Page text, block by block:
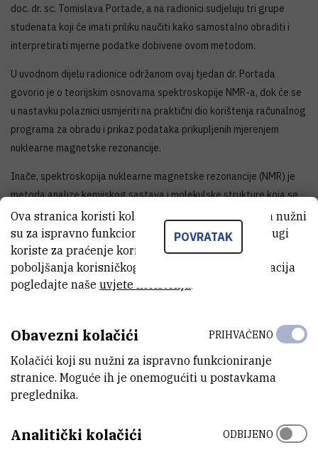
doc. dr. sc. Tomislava Portade, a na radionici sudjeluju tri grupe
studenata koji će imati priliku naučiti kako samostalno obraditi i
interpretirati mjerne podatke dobivene ovom metodom.
U uvodnom dijelu radionice održanom ovaj tjedan dr. Portada
govorio je o teorijskim osnovama spektroskopije NMR-a, dok će se
u nastavku polaznici usmjeriti na praktični dio korištenja računalnog
programa za obradu i prikaz podataka prikupljenih mjerenjem
nuklearne magnetske rezonancije.
Inače, spektroskopija nuklearne magnetske rezonancije (NMR) je
metoda analize kemijskog sastava i molekulske strukture koja se
temelji na mjerenju magnetskih svojstava pojedinih atomskih
jezgara sadržanih u istraživanom uzorku.
Edukacija je namijenjena prvenstveno studentima koji su odslušali,
ili upravo slušaju organsku kemiju, i koji su o spektroskopiji NMR već
KONTAKTIRAJTE NAS
+385 1 457 1269
POVRATAK
Ova stranica koristi kolačiće. Neki od tih kolačića nužni
su za ispravno funkcioniranje stranice, dok se drugi
koriste za praćenje korištenja stranice radi
poboljšanja korisničkog iskustva. Za više informacija
pogledajte naše uvjete korištenja.
Obavezni kolačići
Kolačići koji su nužni za ispravno funkcioniranje
stranice. Moguće ih je onemogućiti u postavkama
preglednika.
PRIHVAĆENO
Analitički kolačići ODBIJENO